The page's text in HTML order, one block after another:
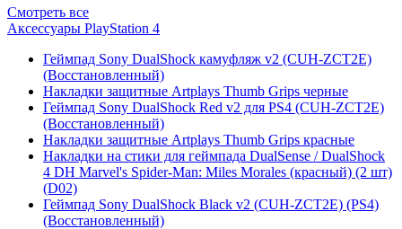
Смотреть все
Аксессуары PlayStation 4
Геймпад Sony DualShock камуфляж v2 (CUH-ZCT2E)
(Восстановленный)
Накладки защитные Artplays Thumb Grips черные
Геймпад Sony DualShock Red v2 для PS4 (CUH-ZCT2E)
(Восстановленный)
Накладки защитные Artplays Thumb Grips красные
Накладки на стики для геймпада DualSense / DualShock
4 DH Marvel's Spider-Man: Miles Morales (красный) (2 шт)
(D02)
Геймпад Sony DualShock Black v2 (CUH-ZCT2E) (PS4)
(Восстановленный)